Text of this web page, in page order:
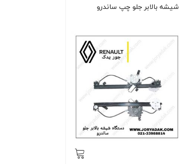
شیشه بالابر جلو چپ ساندرو